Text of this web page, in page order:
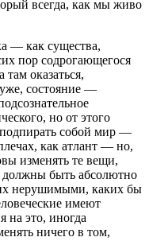
всегда, как мы живо
— как существа,
пор содрогающегося
оказаться,
состояние —
но от этого
собой мир —
как атлант — но,
изменять те вещи,
быть абсолютно
нерушимыми, каких бы
имеют
на это, иногда
ничего в том,